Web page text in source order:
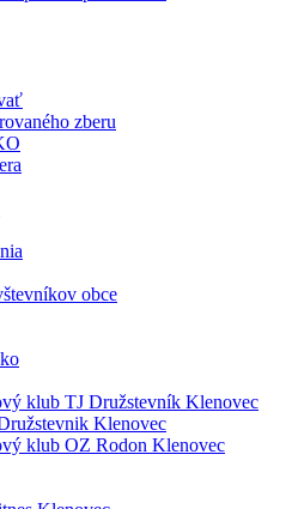
zberu
obce
klub TJ Družstevník Klenovec
Klenovec
klub OZ Rodon Klenovec